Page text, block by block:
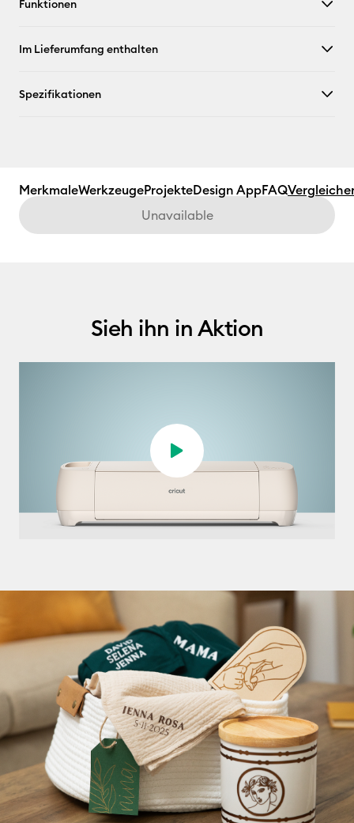
Funktionen
Im Lieferumfang enthalten
Spezifikationen
MerkmaleWerkzeugeProjekteDesign AppFAQ
Unavailable
Sieh ihn in Aktion
Video abspielen